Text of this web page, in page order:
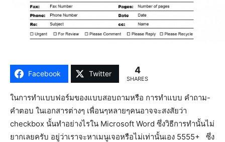
Facebook Twitter 4
SHARES
ในการทำแบบฟอร์มของแบบสอบถามหรือ การทำแบบ คำถาม-
คำตอบ ในเอกสารต่างๆ เพื่อนๆหลายๆคนอาจจะสงสัยว่า
checkbox นั้นทำอย่างไรใน Microsoft Word ซึ่งวิธีการทำนั้นไม่
ยากเลยครับ อยู่ว่าเราจะหาเมนูเจอหรือไม่เท่านั้นเอง 5555+ ซึ่ง